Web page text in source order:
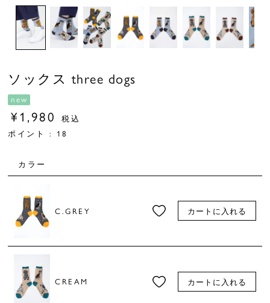
ソックス three dogs
new
¥1,980
税込
ポイント : 18
カラー
C.GREY カートに入れる
CREAM カートに入れる